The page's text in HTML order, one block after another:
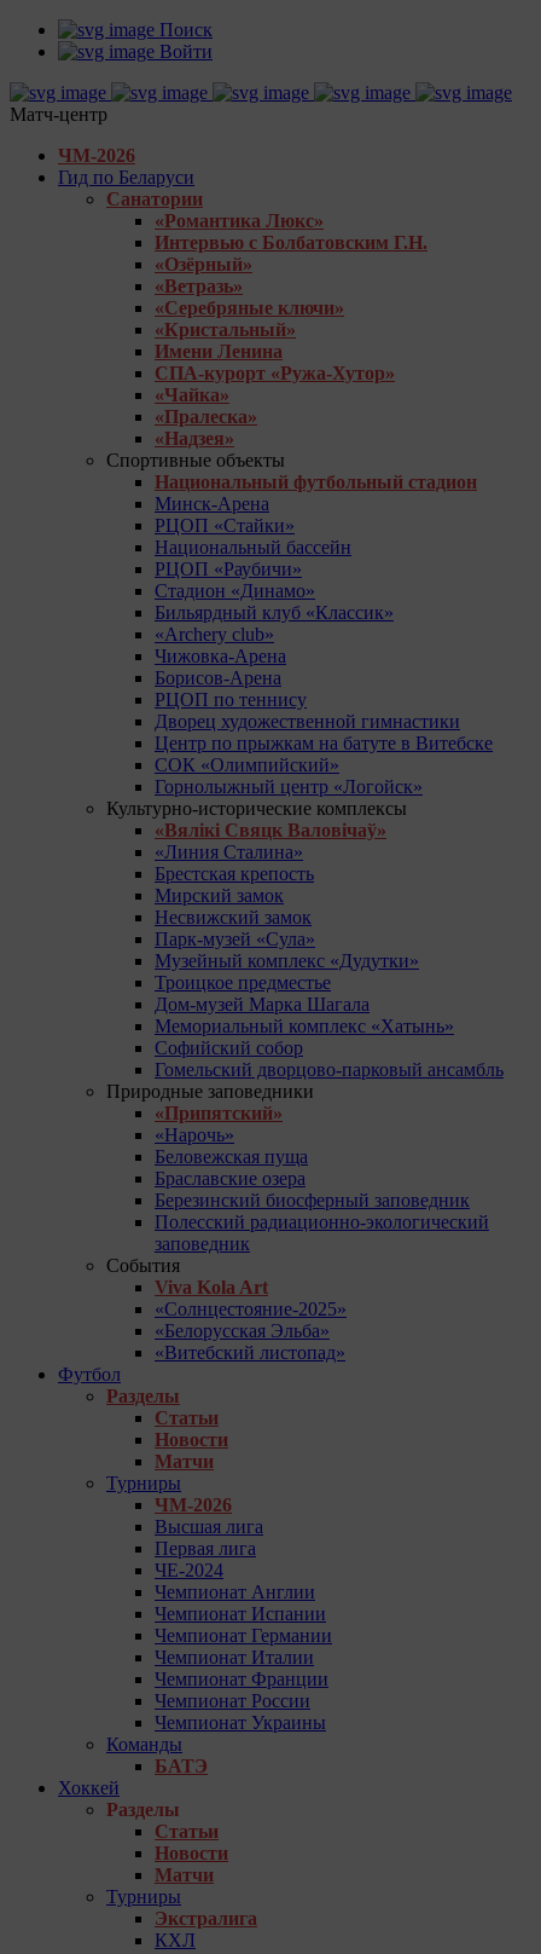
Поиск
Войти
Матч-центр
ЧМ-2026
Гид по Беларуси
Санатории
«Романтика Люкс»
Интервью с Болбатовским Г.Н.
«Озёрный»
«Ветразь»
«Серебряные ключи»
«Кристальный»
Имени Ленина
СПА-курорт «Ружа-Хутор»
«Чайка»
«Пралеска»
«Надзея»
Спортивные объекты
Национальный футбольный стадион
Минск-Арена
РЦОП «Стайки»
Национальный бассейн
РЦОП «Раубичи»
Стадион «Динамо»
Бильярдный клуб «Классик»
«Archery club»
Чижовка-Арена
Борисов-Арена
РЦОП по теннису
Дворец художественной гимнастики
Центр по прыжкам на батуте в Витебске
СОК «Олимпийский»
Горнолыжный центр «Логойск»
Культурно-исторические комплексы
«Вялікі Свяцк Валовічаў»
«Линия Сталина»
Брестская крепость
Мирский замок
Несвижский замок
Парк-музей «Сула»
Музейный комплекс «Дудутки»
Троицкое предместье
Дом-музей Марка Шагала
Мемориальный комплекс «Хатынь»
Софийский собор
Гомельский дворцово-парковый ансамбль
Природные заповедники
«Припятский»
«Нарочь»
Беловежская пуща
Браславские озера
Березинский биосферный заповедник
Полесский радиационно-экологический
заповедник
События
Viva Kola Art
«Солнцестояние-2025»
«Белорусская Эльба»
«Витебский листопад»
Футбол
Разделы
Статьи
Новости
Матчи
Турниры
ЧМ-2026
Высшая лига
Первая лига
ЧЕ-2024
Чемпионат Англии
Чемпионат Испании
Чемпионат Германии
Чемпионат Италии
Чемпионат Франции
Чемпионат России
Чемпионат Украины
Команды
БАТЭ
Хоккей
Разделы
Статьи
Новости
Матчи
Турниры
Экстралига
КХЛ